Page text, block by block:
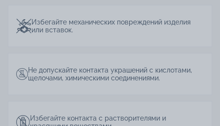
Избегайте механических повреждений изделия
или вставок.
Не допускайте контакта украшений с кислотами,
щелочами, химическими соединениями.
Избегайте контакта с растворителями и